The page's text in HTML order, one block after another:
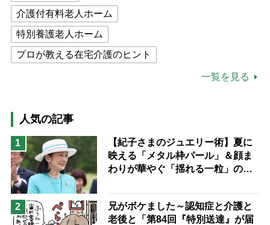
介護付有料老人ホーム
特別養護老人ホーム
プロが教える在宅介護のヒント
猫が母になつきません
息子の遠距離介護サバイバル術
兄がボケました
便利なサービス
予防法
一覧を見る
人気の記事
1
【紀子さまのジュエリー術】夏に
映える「メタル枠パール」＆顔ま
わりが華やぐ「揺れる一粒」の使
2
兄がボケました～認知症と介護と
老後と「第84回『特別送達』が届